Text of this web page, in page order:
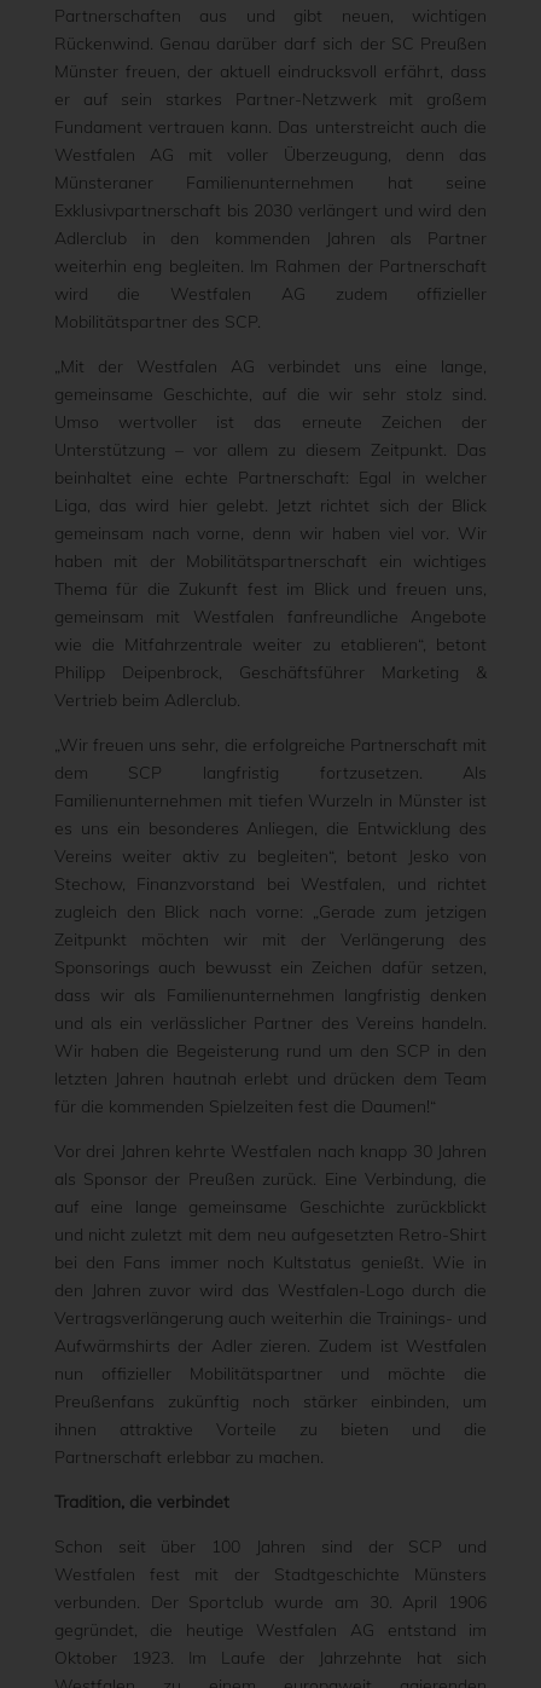
Partnerschaften aus und gibt neuen, wichtigen
Rückenwind. Genau darüber darf sich der SC Preußen
Münster freuen, der aktuell eindrucksvoll erfährt, dass
er auf sein starkes Partner-Netzwerk mit großem
Fundament vertrauen kann. Das unterstreicht auch die
Westfalen AG mit voller Überzeugung, denn das
Münsteraner Familienunternehmen hat seine
Exklusivpartnerschaft bis 2030 verlängert und wird den
Adlerclub in den kommenden Jahren als Partner
weiterhin eng begleiten. Im Rahmen der Partnerschaft
wird die Westfalen AG zudem offizieller
Mobilitätspartner des SCP.
„Mit der Westfalen AG verbindet uns eine lange,
gemeinsame Geschichte, auf die wir sehr stolz sind.
Umso wertvoller ist das erneute Zeichen der
Unterstützung – vor allem zu diesem Zeitpunkt. Das
beinhaltet eine echte Partnerschaft: Egal in welcher
Liga, das wird hier gelebt. Jetzt richtet sich der Blick
gemeinsam nach vorne, denn wir haben viel vor. Wir
haben mit der Mobilitätspartnerschaft ein wichtiges
Thema für die Zukunft fest im Blick und freuen uns,
gemeinsam mit Westfalen fanfreundliche Angebote
wie die Mitfahrzentrale weiter zu etablieren“, betont
Philipp Deipenbrock, Geschäftsführer Marketing &
Vertrieb beim Adlerclub.
„Wir freuen uns sehr, die erfolgreiche Partnerschaft mit
dem SCP langfristig fortzusetzen. Als
Familienunternehmen mit tiefen Wurzeln in Münster ist
es uns ein besonderes Anliegen, die Entwicklung des
Vereins weiter aktiv zu begleiten“, betont Jesko von
Stechow, Finanzvorstand bei Westfalen, und richtet
zugleich den Blick nach vorne: „Gerade zum jetzigen
Zeitpunkt möchten wir mit der Verlängerung des
Sponsorings auch bewusst ein Zeichen dafür setzen,
dass wir als Familienunternehmen langfristig denken
und als ein verlässlicher Partner des Vereins handeln.
Wir haben die Begeisterung rund um den SCP in den
letzten Jahren hautnah erlebt und drücken dem Team
für die kommenden Spielzeiten fest die Daumen!“
Vor drei Jahren kehrte Westfalen nach knapp 30 Jahren
als Sponsor der Preußen zurück. Eine Verbindung, die
auf eine lange gemeinsame Geschichte zurückblickt
und nicht zuletzt mit dem neu aufgesetzten Retro-Shirt
bei den Fans immer noch Kultstatus genießt. Wie in
den Jahren zuvor wird das Westfalen-Logo durch die
Vertragsverlängerung auch weiterhin die Trainings- und
Aufwärmshirts der Adler zieren. Zudem ist Westfalen
nun offizieller Mobilitätspartner und möchte die
Preußenfans zukünftig noch stärker einbinden, um
ihnen attraktive Vorteile zu bieten und die
Partnerschaft erlebbar zu machen.
Tradition, die verbindet
Schon seit über 100 Jahren sind der SCP und
Westfalen fest mit der Stadtgeschichte Münsters
verbunden. Der Sportclub wurde am 30. April 1906
gegründet, die heutige Westfalen AG entstand im
Oktober 1923. Im Laufe der Jahrzehnte hat sich